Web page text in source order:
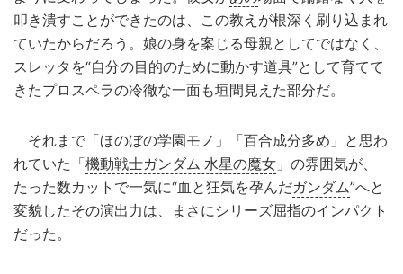
叩き潰すことができたのは、この教えが根深く刷り込まれ
ていたからだろう。娘の身を案じる母親としてではなく、
スレッタを“自分の目的のために動かす道具”として育てて
きたプロスペラの冷徹な一面も垣間見えた部分だ。
それまで「ほのぼの学園モノ」「百合成分多め」と思わ
れていた「機動戦士ガンダム 水星の魔女 」の雰囲気が、
たった数カットで一気に“血と狂気を孕んだガンダム”へと
変貌したその演出力は、まさにシリーズ屈指のインパクト
だった。